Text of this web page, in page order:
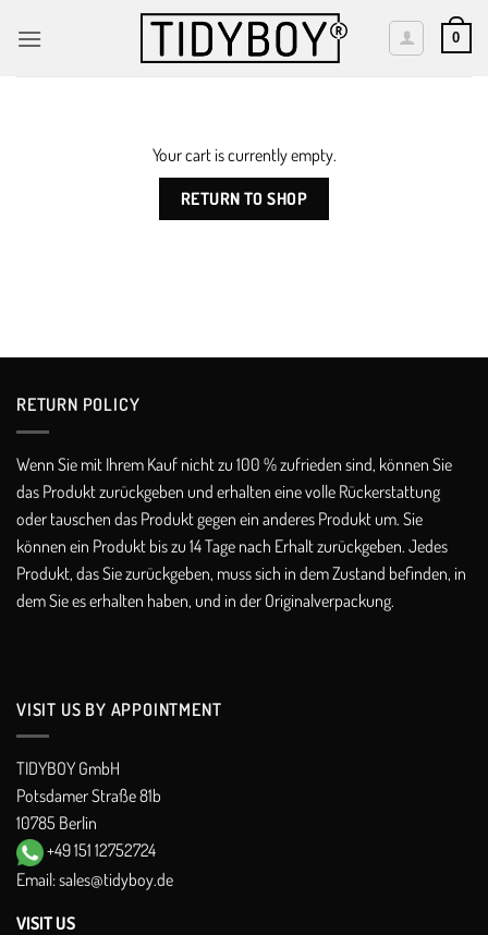
0
Your cart is currently empty.
RETURN TO SHOP
RETURN POLICY​
Wenn Sie mit Ihrem Kauf nicht zu 100 % zufrieden sind, können Sie
das Produkt zurückgeben und erhalten eine volle Rückerstattung
oder tauschen das Produkt gegen ein anderes Produkt um. Sie
können ein Produkt bis zu 14 Tage nach Erhalt zurückgeben. Jedes
Produkt, das Sie zurückgeben, muss sich in dem Zustand befinden, in
dem Sie es erhalten haben, und in der Originalverpackung.
VISIT US BY APPOINTMENT
TIDYBOY GmbH
Potsdamer Straße 81b
10785 Berlin
+49 151 12752724
Email:sales@tidyboy.de
VISIT US